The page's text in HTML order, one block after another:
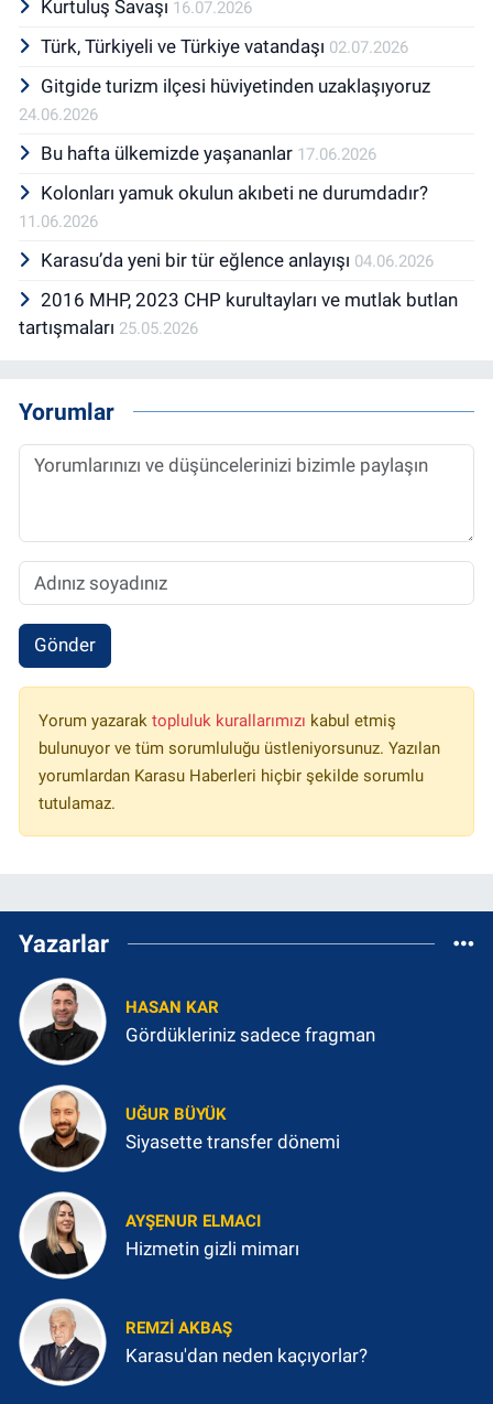
Kurtuluş Savaşı 16.07.2026
Türk, Türkiyeli ve Türkiye vatandaşı 02.07.2026
Gitgide turizm ilçesi hüviyetinden uzaklaşıyoruz
24.06.2026
Bu hafta ülkemizde yaşananlar 17.06.2026
Kolonları yamuk okulun akıbeti ne durumdadır?
11.06.2026
Karasu’da yeni bir tür eğlence anlayışı 04.06.2026
2016 MHP, 2023 CHP kurultayları ve mutlak butlan
tartışmaları 25.05.2026
Yorumlar
Gönder
Yorum yazarak topluluk kurallarımızı kabul etmiş
bulunuyor ve tüm sorumluluğu üstleniyorsunuz. Yazılan
yorumlardan Karasu Haberleri hiçbir şekilde sorumlu
tutulamaz.
Yazarlar
HASAN KAR
Gördükleriniz sadece fragman
UĞUR BÜYÜK
Siyasette transfer dönemi
AYŞENUR ELMACI
Hizmetin gizli mimarı
REMZI AKBAŞ
Karasu'dan neden kaçıyorlar?